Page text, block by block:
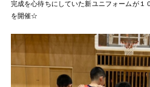
完成を心待ちにしていた新ユニフォームが１
を開催☆